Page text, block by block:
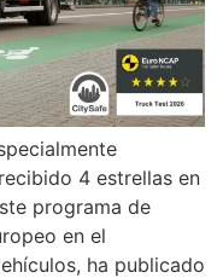
4 estrellas en
programa de
en el
ha publicado